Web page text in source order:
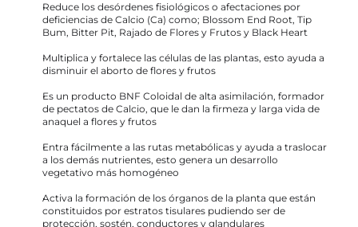
Reduce los desórdenes fisiológicos o afectaciones por
deficiencias de Calcio (Ca) como; Blossom End Root, Tip
Bum, Bitter Pit, Rajado de Flores y Frutos y Black Heart
Multiplica y fortalece las células de las plantas, esto ayuda a
disminuir el aborto de flores y frutos
Es un producto BNF Coloidal de alta asimilación, formador
de pectatos de Calcio, que le dan la firmeza y larga vida de
anaquel a flores y frutos
Entra fácilmente a las rutas metabólicas y ayuda a traslocar
a los demás nutrientes, esto genera un desarrollo
vegetativo más homogéneo
Activa la formación de los órganos de la planta que están
constituidos por estratos tisulares pudiendo ser de
protección, sostén, conductores y glandulares